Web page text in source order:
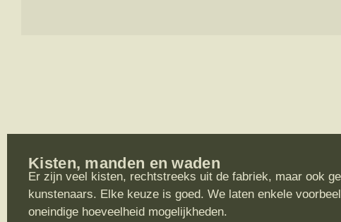
Kisten, manden en waden
Er zijn veel kisten, rechtstreeks uit de fabriek, maar ook
kunstenaars. Elke keuze is goed. We laten enkele
oneindige hoeveelheid mogelijkheden.